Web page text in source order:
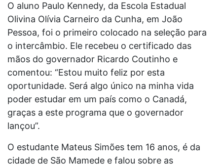
O aluno Paulo Kennedy, da Escola Estadual
Olivina Olívia Carneiro da Cunha, em João
Pessoa, foi o primeiro colocado na seleção para
o intercâmbio. Ele recebeu o certificado das
mãos do governador Ricardo Coutinho e
comentou: “Estou muito feliz por esta
oportunidade. Será algo único na minha vida
poder estudar em um país como o Canadá,
graças a este programa que o governador
lançou”.
O estudante Mateus Simões tem 16 anos, é da
cidade de São Mamede e falou sobre as